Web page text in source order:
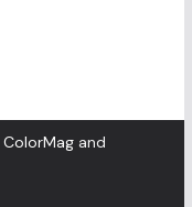
ColorMagand